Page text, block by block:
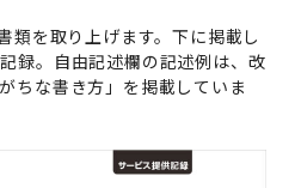
類を取り上げます。下に掲載し
録。自由記述欄の記述例は、改
ちな書き方」を掲載していま